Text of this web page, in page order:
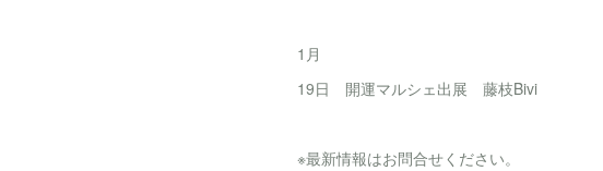
1月
19日 開運マルシェ出展 藤枝Bivi
※最新情報はお問合せください。